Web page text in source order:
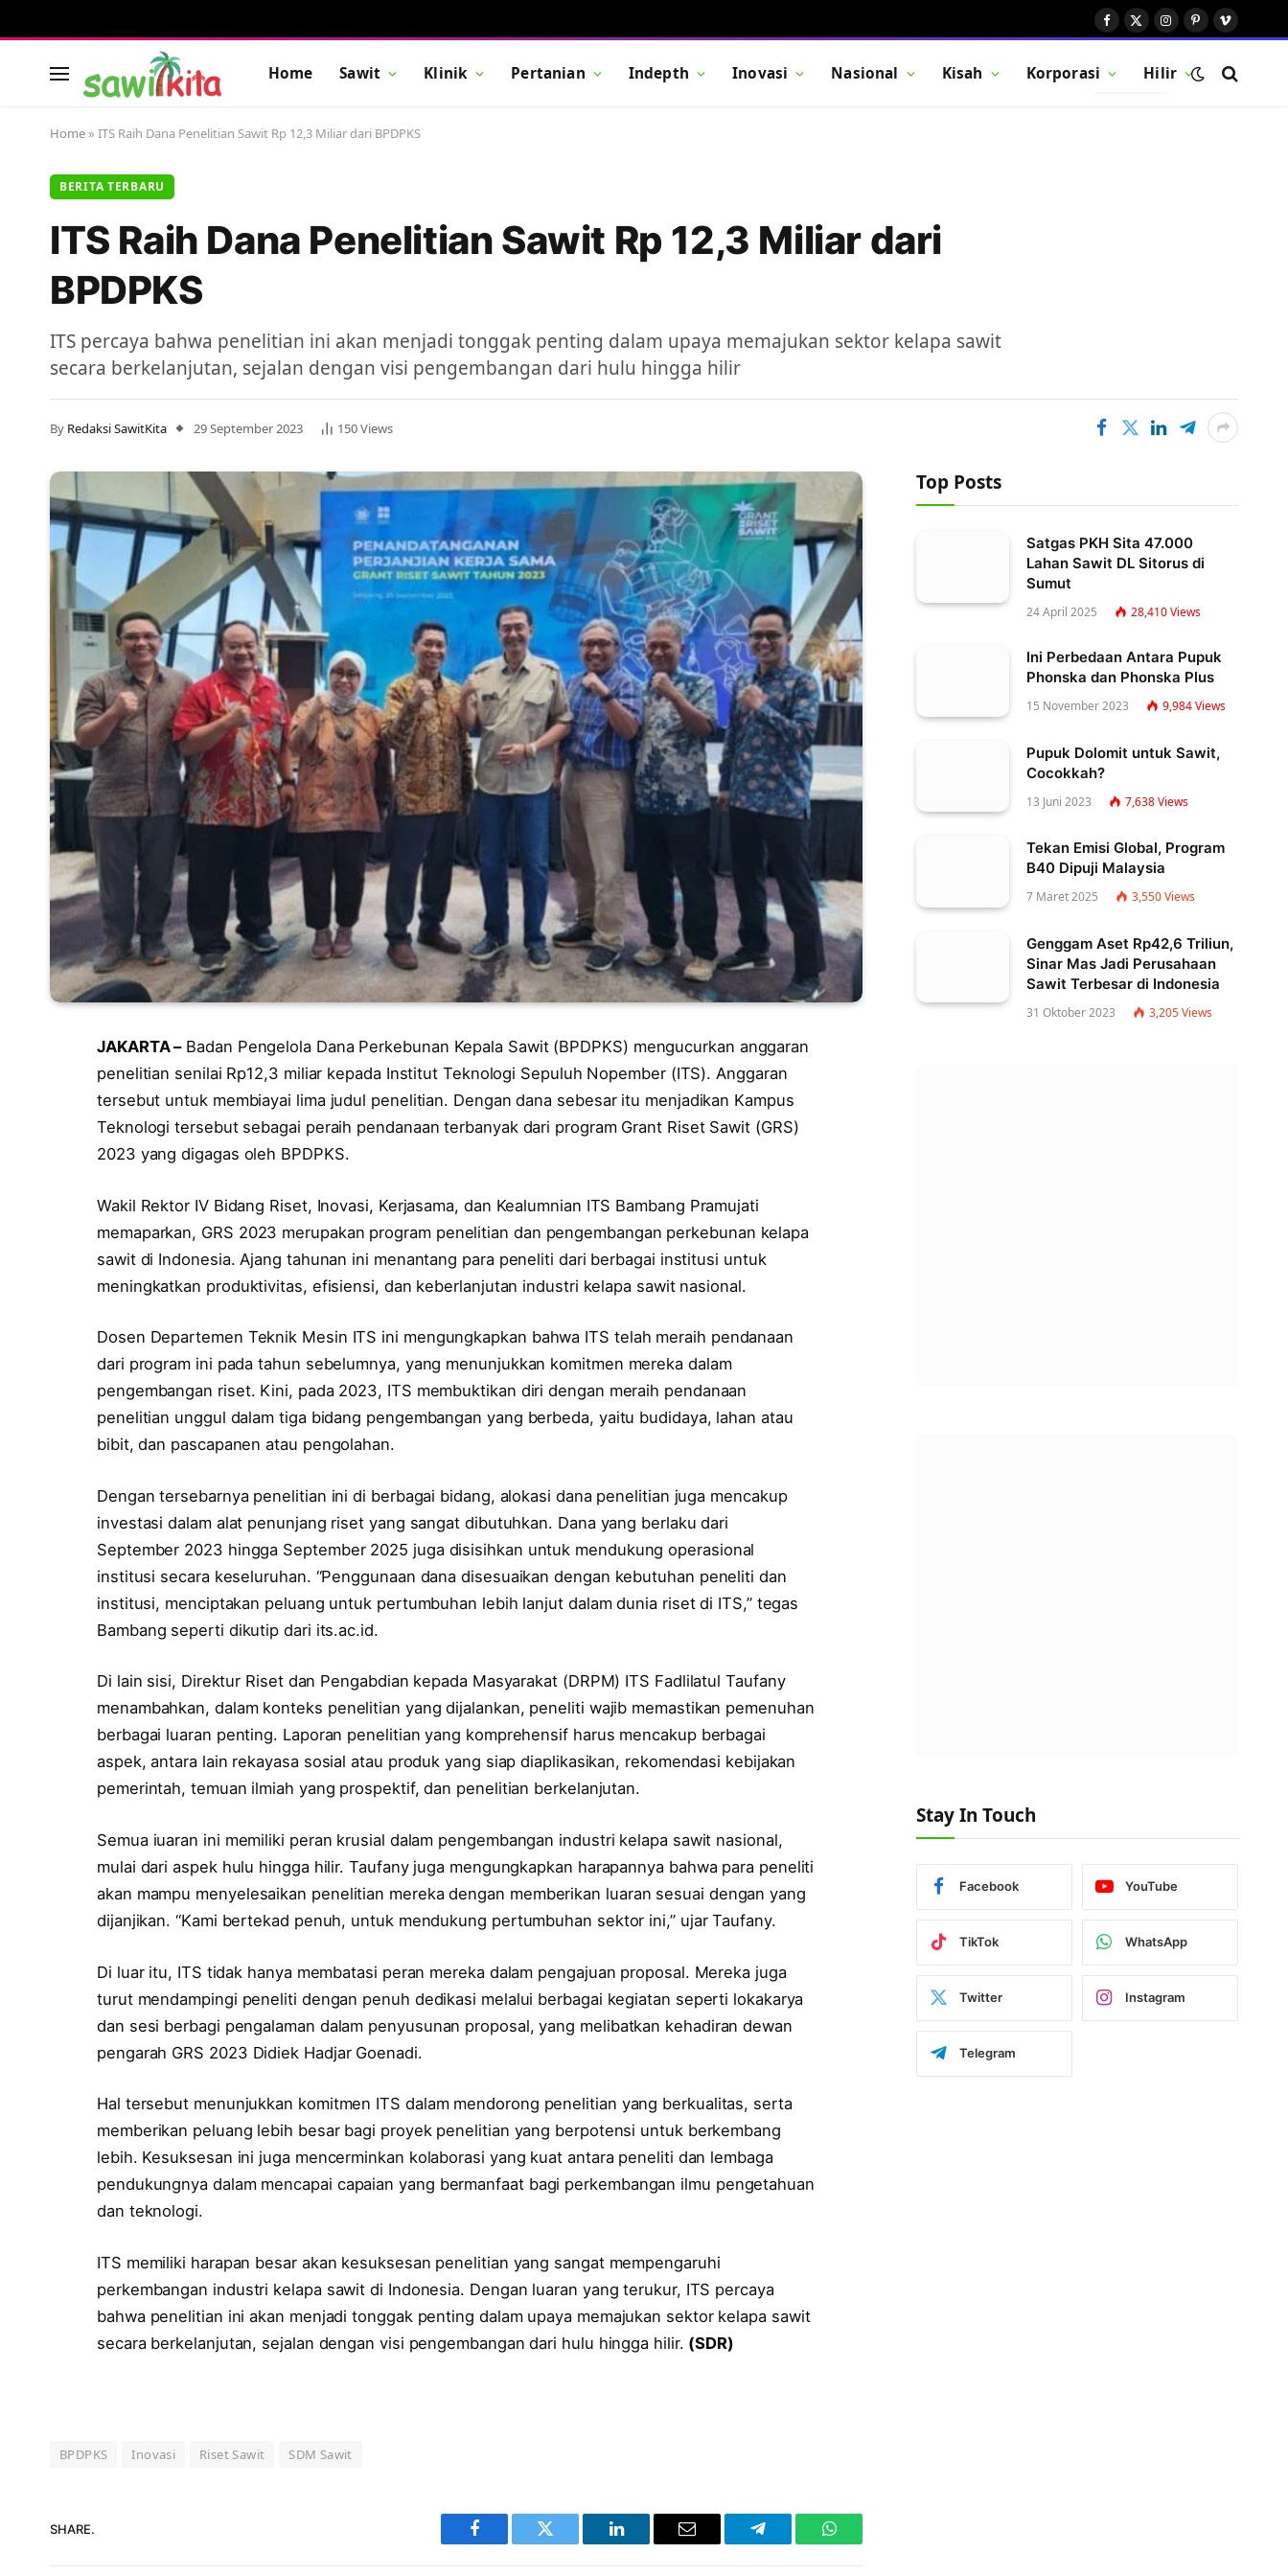
Facebook
X
Instagram
Pinterest
Vimeo
Home Sawit Klinik Pertanian Indepth Inovasi Nasional Kisah Korporasi Hilir
BUTTON
Home » ITS Raih Dana Penelitian Sawit Rp 12,3 Miliar dari BPDPKS
BERITA TERBARU
ITS Raih Dana Penelitian Sawit Rp 12,3 Miliar dari
BPDPKS
ITS percaya bahwa penelitian ini akan menjadi tonggak penting dalam upaya memajukan sektor kelapa sawit
secara berkelanjutan, sejalan dengan visi pengembangan dari hulu hingga hilir
By Redaksi SawitKita 29 September 2023 150Views
JAKARTA –Badan Pengelola Dana Perkebunan Kepala Sawit (BPDPKS) mengucurkan anggaran
penelitian senilai Rp12,3 miliar kepada Institut Teknologi Sepuluh Nopember (ITS). Anggaran
tersebut untuk membiayai lima judul penelitian. Dengan dana sebesar itu menjadikan Kampus
Teknologi tersebut sebagai peraih pendanaan terbanyak dari program Grant Riset Sawit (GRS)
2023 yang digagas oleh BPDPKS.
Wakil Rektor IV Bidang Riset, Inovasi, Kerjasama, dan Kealumnian ITS Bambang Pramujati
memaparkan, GRS 2023 merupakan program penelitian dan pengembangan perkebunan kelapa
sawit di Indonesia. Ajang tahunan ini menantang para peneliti dari berbagai institusi untuk
meningkatkan produktivitas, efisiensi, dan keberlanjutan industri kelapa sawit nasional.
Dosen Departemen Teknik Mesin ITS ini mengungkapkan bahwa ITS telah meraih pendanaan
dari program ini pada tahun sebelumnya, yang menunjukkan komitmen mereka dalam
pengembangan riset. Kini, pada 2023, ITS membuktikan diri dengan meraih pendanaan
penelitian unggul dalam tiga bidang pengembangan yang berbeda, yaitu budidaya, lahan atau
bibit, dan pascapanen atau pengolahan.
Dengan tersebarnya penelitian ini di berbagai bidang, alokasi dana penelitian juga mencakup
investasi dalam alat penunjang riset yang sangat dibutuhkan. Dana yang berlaku dari
September 2023 hingga September 2025 juga disisihkan untuk mendukung operasional
institusi secara keseluruhan. “Penggunaan dana disesuaikan dengan kebutuhan peneliti dan
institusi, menciptakan peluang untuk pertumbuhan lebih lanjut dalam dunia riset di ITS,” tegas
Bambang seperti dikutip dari its.ac.id.
Di lain sisi, Direktur Riset dan Pengabdian kepada Masyarakat (DRPM) ITS Fadlilatul Taufany
menambahkan, dalam konteks penelitian yang dijalankan, peneliti wajib memastikan pemenuhan
berbagai luaran penting. Laporan penelitian yang komprehensif harus mencakup berbagai
aspek, antara lain rekayasa sosial atau produk yang siap diaplikasikan, rekomendasi kebijakan
pemerintah, temuan ilmiah yang prospektif, dan penelitian berkelanjutan.
Semua iuaran ini memiliki peran krusial dalam pengembangan industri kelapa sawit nasional,
mulai dari aspek hulu hingga hilir. Taufany juga mengungkapkan harapannya bahwa para peneliti
akan mampu menyelesaikan penelitian mereka dengan memberikan luaran sesuai dengan yang
dijanjikan. “Kami bertekad penuh, untuk mendukung pertumbuhan sektor ini,” ujar Taufany.
Di luar itu, ITS tidak hanya membatasi peran mereka dalam pengajuan proposal. Mereka juga
turut mendampingi peneliti dengan penuh dedikasi melalui berbagai kegiatan seperti lokakarya
dan sesi berbagi pengalaman dalam penyusunan proposal, yang melibatkan kehadiran dewan
pengarah GRS 2023 Didiek Hadjar Goenadi.
Hal tersebut menunjukkan komitmen ITS dalam mendorong penelitian yang berkualitas, serta
memberikan peluang lebih besar bagi proyek penelitian yang berpotensi untuk berkembang
lebih. Kesuksesan ini juga mencerminkan kolaborasi yang kuat antara peneliti dan lembaga
pendukungnya dalam mencapai capaian yang bermanfaat bagi perkembangan ilmu pengetahuan
dan teknologi.
ITS memiliki harapan besar akan kesuksesan penelitian yang sangat mempengaruhi
perkembangan industri kelapa sawit di Indonesia. Dengan luaran yang terukur, ITS percaya
bahwa penelitian ini akan menjadi tonggak penting dalam upaya memajukan sektor kelapa sawit
secara berkelanjutan, sejalan dengan visi pengembangan dari hulu hingga hilir. (SDR)
BPDPKS Inovasi Riset Sawit SDM Sawit
SHARE.
Facebook Twitter LinkedIn Email Telegram WhatsApp
Top Posts
Satgas PKH Sita 47.000
Lahan Sawit DL Sitorus di
Sumut
24 April 2025 28,410Views
Ini Perbedaan Antara Pupuk
Phonska dan Phonska Plus
15 November 2023 9,984Views
Pupuk Dolomit untuk Sawit,
Cocokkah?
13 Juni 2023 7,638Views
Tekan Emisi Global, Program
B40 Dipuji Malaysia
7 Maret 2025 3,550Views
Genggam Aset Rp42,6 Triliun,
Sinar Mas Jadi Perusahaan
Sawit Terbesar di Indonesia
31 Oktober 2023 3,205Views
Stay In Touch
Facebook YouTube
TikTok WhatsApp
Twitter Instagram
Telegram